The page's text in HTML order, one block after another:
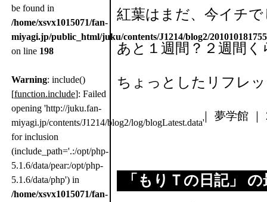
紅葉はまだ、今イチ
あと１週間？２週間
ちょっとしたリフレ
｜ 夢学館
「 もりＴの日記」 の
be found in
/home/xsvx1015071/fan-
miyagi.jp/public_html/juku/contents/J1214/blog2/
on line 198
Warning: include()
[function.include]: Failed
opening 'http://juku.fan-
miyagi.jp/contents/J1214/blog2/log/blogLatest.data'
for inclusion
(include_path='.:/opt/php-
5.1.6/data/pear:/opt/php-
5.1.6/data/php') in
/home/xsvx1015071/fan-